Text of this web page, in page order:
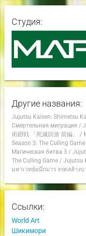
Студия:
Другие названия:
Jujutsu Kaisen: Shimetsu
Смертельная миграция /
術廻戦 「死滅回游 前編」
/
Season 3: The Culling Game
Магическая битва 3 /
The Culling Game/ Jujutsu
มหาเวทย์ผนึกมาร จรดลล้างบ
Ссылки:
World Art
Шикимори